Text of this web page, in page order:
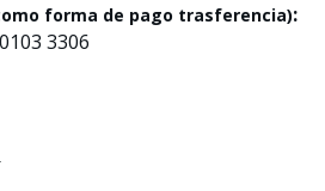
forma de pago trasferencia):
3306